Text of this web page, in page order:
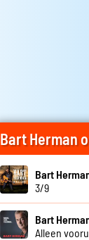
Bart Herman
Bart
3/9
Bart
Alleen